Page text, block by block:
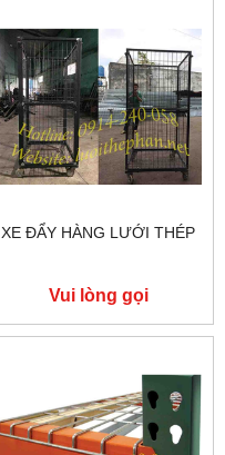
XE ĐẨY HÀNG LƯỚI THÉP
Vui lòng gọi